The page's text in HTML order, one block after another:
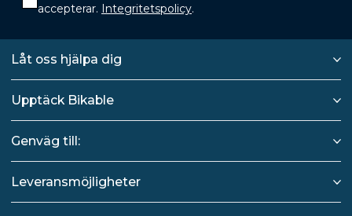
accepterar. Integritetspolicy.
Låt oss hjälpa dig
Upptäck Bikable
Genväg till:
Leveransmöjligheter